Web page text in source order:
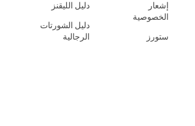
إشعار
الخصوصية
ستورز
دليل الليقنز
دليل الشورتات
الرجالية